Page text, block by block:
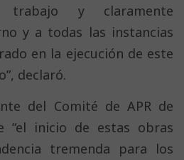
trabajo y claramente
y a todas las instancias
en la ejecución de este
declaró.
del Comité de APR de
“el inicio de estas obras
tremenda para los